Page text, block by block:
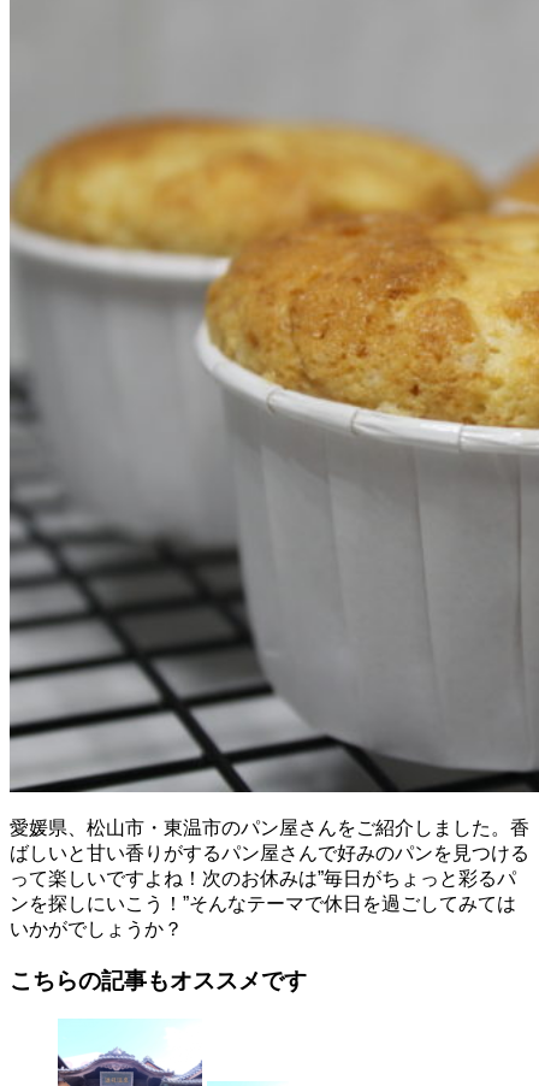
愛媛県、松山市・東温市のパン屋さんをご紹介しました。香
ばしいと甘い香りがするパン屋さんで好みのパンを見つける
って楽しいですよね！次のお休みは”毎日がちょっと彩るパ
ンを探しにいこう！”そんなテーマで休日を過ごしてみては
いかがでしょうか？
こちらの記事もオススメです